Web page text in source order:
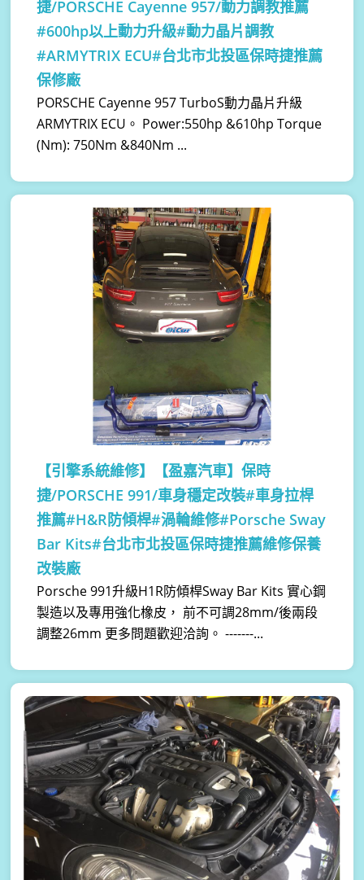
捷/PORSCHE Cayenne 957/動力調教推薦
#600hp以上動力升級#動力晶片調教
#ARMYTRIX ECU#台北市北投區保時捷推薦
保修廠
PORSCHE Cayenne 957 TurboS動力晶片升級
ARMYTRIX ECU。 Power:550hp &610hp Torque
(Nm): 750Nm &840Nm ...
【引擎系統維修】
【盈嘉汽車】保時
捷/PORSCHE 991/車身穩定改裝#車身拉桿
推薦#H&R防傾桿#渦輪維修#Porsche Sway
Bar Kits#台北市北投區保時捷推薦維修保養
改裝廠
Porsche 991升級H1R防傾桿Sway Bar Kits 實心鋼
製造以及專用強化橡皮， 前不可調28mm/後兩段
調整26mm 更多問題歡迎洽詢。 -------...